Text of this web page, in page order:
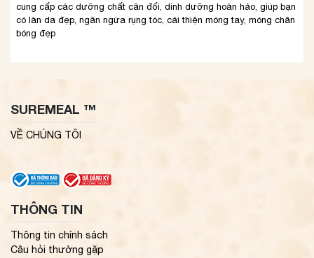
cung cấp các dưỡng chất cân đối, dinh dưỡng hoàn hảo, giúp bạn
có làn da đẹp, ngăn ngừa rụng tóc, cải thiện móng tay, móng chân
bóng đẹp
SUREMEAL ™
VỀ CHÚNG TÔI
THÔNG TIN
Thông tin chính sách
Câu hỏi thường gặp